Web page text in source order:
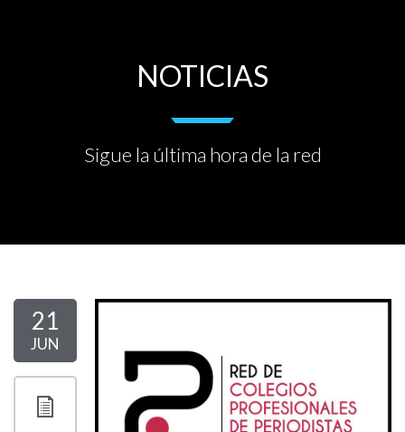
NOTICIAS
Sigue la última hora de la red
21
JUN